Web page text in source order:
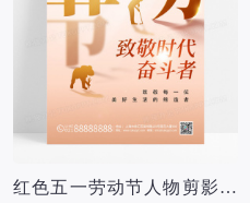
红色五一劳动节人物剪影大气海报